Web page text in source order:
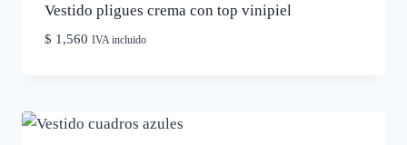
Vestido pligues crema con top vinipiel
$ 1,560 IVA incluido